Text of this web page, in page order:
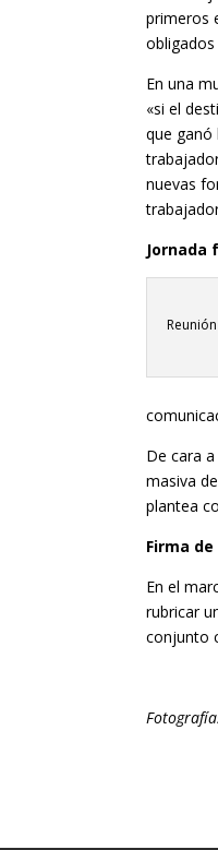
primeros
En una
«si el
que ganó
nuevas
De cara
masiva
plantea
Firma
En el
rubricar
conjunto